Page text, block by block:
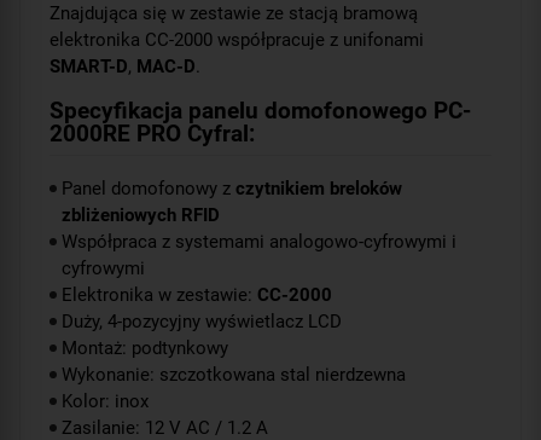
Znajdująca się w zestawie ze stacją bramową
elektronika CC-2000 współpracuje z unifonami
SMART-D, MAC-D.
Specyfikacja panelu domofonowego PC-
2000RE PRO Cyfral:
Panel domofonowy z czytnikiem breloków
zbliżeniowych RFID
Współpraca z systemami analogowo-cyfrowymi i
cyfrowymi
Elektronika w zestawie: CC-2000
Duży, 4-pozycyjny wyświetlacz LCD
Montaż: podtynkowy
Wykonanie: szczotkowana stal nierdzewna
Kolor: inox
Zasilanie: 12 V AC / 1.2 A